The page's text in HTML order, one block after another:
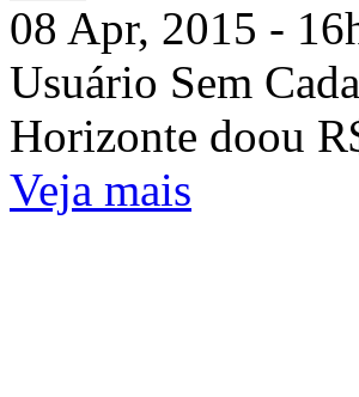
08 Apr, 2015 -
Usuário Sem
Horizonte doou
Veja mais